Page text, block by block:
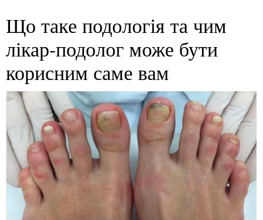
Що таке подологія та чим
лікар-подолог може бути
корисним саме вам